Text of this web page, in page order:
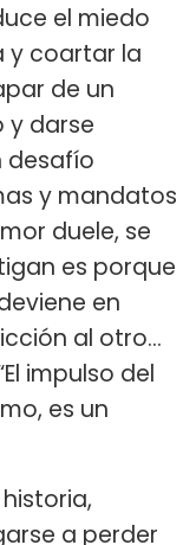
el miedo
y coartar la
de un
y darse
desafío
y mandatos
duele, se
es porque
en
al otro...
impulso del
es un
a perder